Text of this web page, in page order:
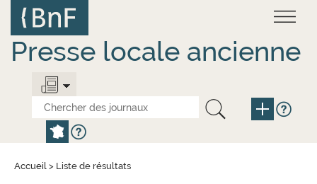
contenu
principal
Presse locale ancienne
Accueil > Liste de résultats
Panneau de gestion des cookies